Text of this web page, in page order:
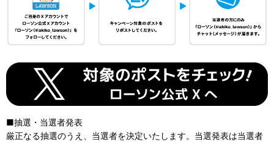
■抽選・当選者発表
厳正なる抽選のうえ、当選者を決定いたします。当選発表は当選者